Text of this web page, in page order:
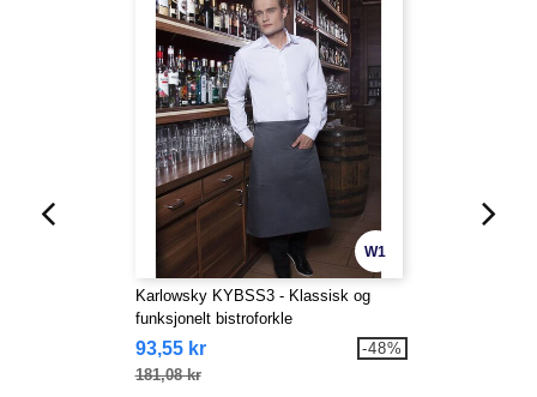
W1
Karlowsky KYBSS3 - Klassisk og
funksjonelt bistroforkle
93,55 kr
181,08 kr
-48%